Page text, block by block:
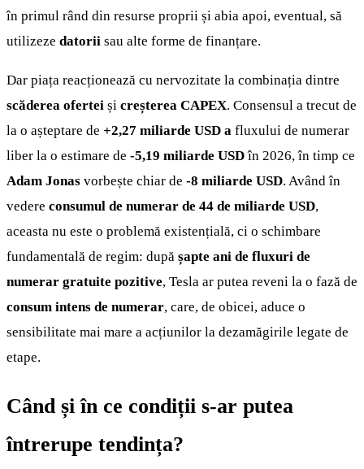
în primul rând din resurse proprii și abia apoi, eventual, să
utilizeze datorii sau alte forme de finanțare.
Dar piața reacționează cu nervozitate la combinația dintre
scăderea ofertei și creșterea CAPEX. Consensul a trecut de
la o așteptare de +2,27 miliarde USD a fluxului de numerar
liber la o estimare de -5,19 miliarde USDîn 2026, în timp ce
Adam Jonas vorbește chiar de -8 miliarde USD. Având în
vedere consumul de numerar de 44 de miliarde USD,
aceasta nu este o problemă existențială, ci o schimbare
fundamentală de regim: după șapte ani de fluxuri de
numerar gratuite pozitive, Tesla ar putea reveni la o fază de
consum intens de numerar, care, de obicei, aduce o
sensibilitate mai mare a acțiunilor la dezamăgirile legate de
etape.
Când și în ce condiții s-ar putea
întrerupe tendința?